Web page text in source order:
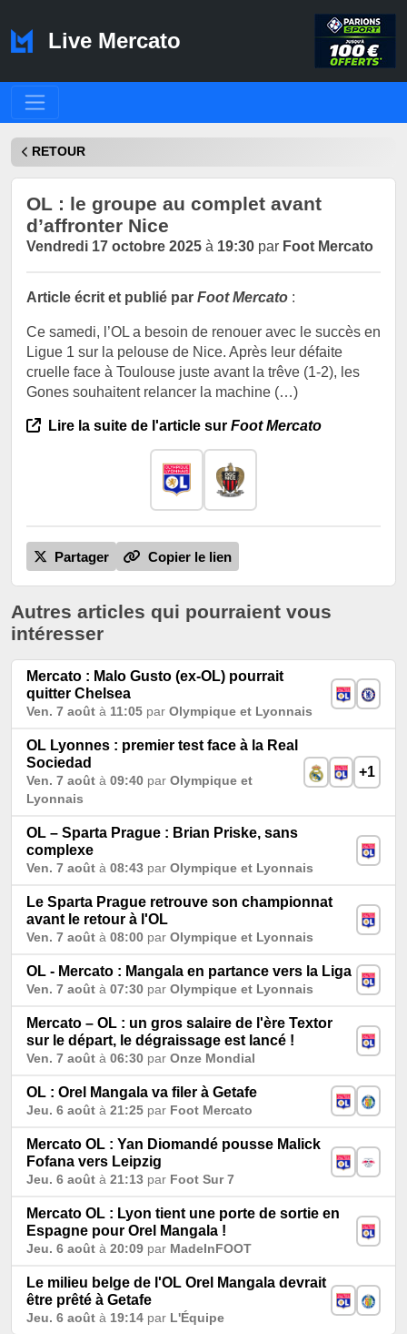
Live Mercato
RETOUR
OL : le groupe au complet avant
d’affronter Nice
Vendredi 17 octobre 2025 à 19:30 par Foot Mercato
Article écrit et publié par Foot Mercato :
Ce samedi, l’OL a besoin de renouer avec le succès en
Ligue 1 sur la pelouse de Nice. Après leur défaite
cruelle face à Toulouse juste avant la trêve (1-2), les
Gones souhaitent relancer la machine (…)
Lire la suite de l'article sur Foot Mercato
Partager Copier le lien
Autres articles qui pourraient vous
intéresser
Mercato : Malo Gusto (ex-OL) pourrait
quitter Chelsea
Ven. 7 août à 11:05 par Olympique et Lyonnais
OL Lyonnes : premier test face à la Real
Sociedad
Ven. 7 août à 09:40 par Olympique et
Lyonnais
+1
OL – Sparta Prague : Brian Priske, sans
complexe
Ven. 7 août à 08:43 par Olympique et Lyonnais
Le Sparta Prague retrouve son championnat
avant le retour à l'OL
Ven. 7 août à 08:00 par Olympique et Lyonnais
OL - Mercato : Mangala en partance vers la Liga
Ven. 7 août à 07:30 par Olympique et Lyonnais
Mercato – OL : un gros salaire de l'ère Textor
sur le départ, le dégraissage est lancé !
Ven. 7 août à 06:30 par Onze Mondial
OL : Orel Mangala va filer à Getafe
Jeu. 6 août à 21:25 par Foot Mercato
Mercato OL : Yan Diomandé pousse Malick
Fofana vers Leipzig
Jeu. 6 août à 21:13 par Foot Sur 7
Mercato OL : Lyon tient une porte de sortie en
Espagne pour Orel Mangala !
Jeu. 6 août à 20:09 par MadeInFOOT
Le milieu belge de l'OL Orel Mangala devrait
être prêté à Getafe
Jeu. 6 août à 19:14 par L'Équipe